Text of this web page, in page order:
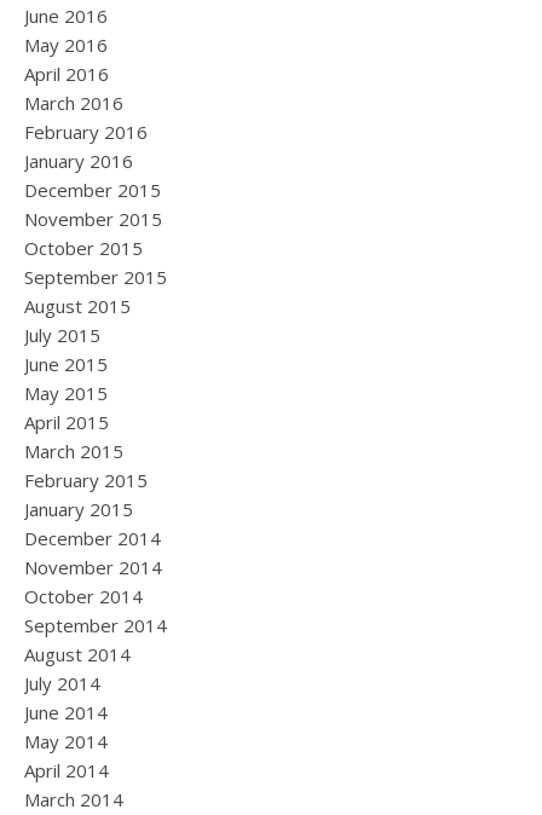
June 2016
May 2016
April 2016
March 2016
February 2016
January 2016
December 2015
November 2015
October 2015
September 2015
August 2015
July 2015
June 2015
May 2015
April 2015
March 2015
February 2015
January 2015
December 2014
November 2014
October 2014
September 2014
August 2014
July 2014
June 2014
May 2014
April 2014
March 2014